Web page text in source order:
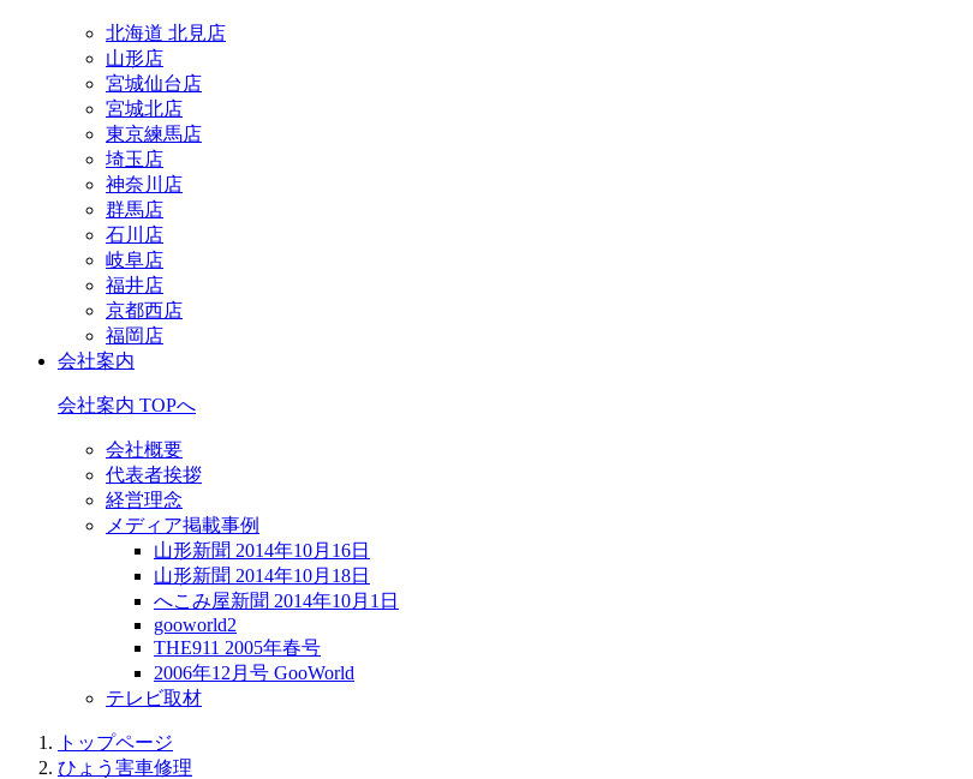
北海道 北見店
山形店
宮城仙台店
宮城北店
東京練馬店
埼玉店
神奈川店
群馬店
石川店
岐阜店
福井店
京都西店
福岡店
会社案内
会社案内 TOPへ
会社概要
代表者挨拶
経営理念
メディア掲載事例
山形新聞 2014年10月16日
山形新聞 2014年10月18日
へこみ屋新聞 2014年10月1日
gooworld2
THE911 2005年春号
2006年12月号 GooWorld
テレビ取材
トップページ
ひょう害車修理